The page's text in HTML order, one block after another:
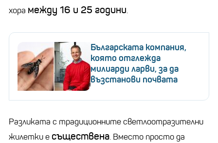
хора между 16 и 25 години.
Българската компания,
която отглежда
милиарди ларви, за да
възстанови почвата
Разликата с традиционните светлоотразителни
жилетки есъществена. Вместо просто да